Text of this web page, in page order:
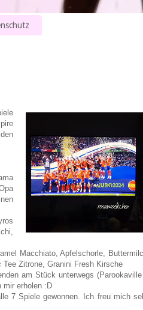
Macchiato, Apfelschorle,
Zitrone, Granini Fresh Kirsche
am Stück unterwegs
mir erholen :D
7 Spiele gewonnen. Ich freu mich